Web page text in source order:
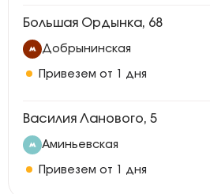
Большая Ордынка, 68
Добрынинская
Привезем от 1 дня
Василия Ланового, 5
Аминьевская
Привезем от 1 дня